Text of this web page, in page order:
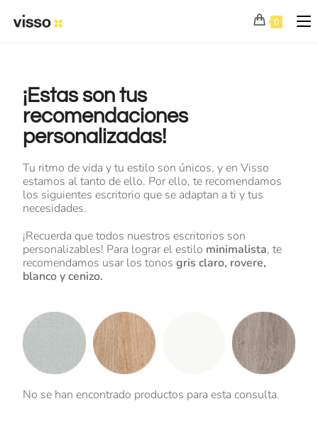
0
¡Estas son tus
recomendaciones
personalizadas!
Tu ritmo de vida y tu estilo son únicos, y en Visso
estamos al tanto de ello. Por ello, te recomendamos
los siguientes escritorio que se adaptan a ti y tus
necesidades.
¡Recuerda que todos nuestros escritorios son
personalizables! Para lograr el estilo minimalista, te
recomendamos usar los tonosgris claro, rovere,
blanco y cenizo.
No se han encontrado productos para esta consulta.